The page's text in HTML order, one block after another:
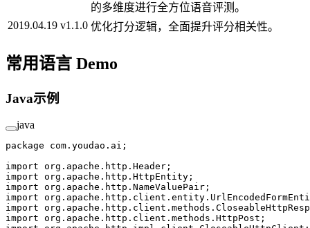
的多维度进行全方位语音评测。
2019.04.19 v1.1.0 优化打分逻辑，全面提升评分相关性。
常用语言 Demo
Java示例
java
package com.youdao.ai;
import org.apache.http.Header;
import org.apache.http.HttpEntity;
import org.apache.http.NameValuePair;
import
import
import org.apache.http.client.methods.HttpPost;